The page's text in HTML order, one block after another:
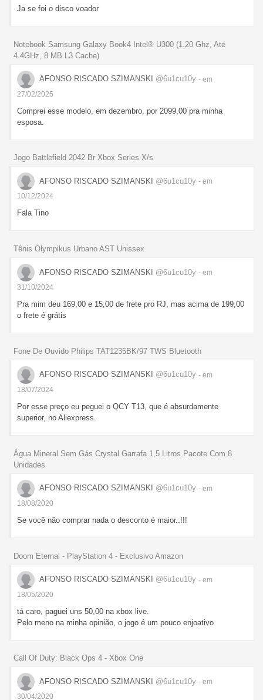
Ja se foi o disco voador
Notebook Samsung Galaxy Book4 Intel® U300 (1.20 Ghz, Até
4.4GHz, 8 MB L3 Cache)
AFONSO RISCADO SZIMANSKI @6u1cu10y - em
27/02/2025
Comprei esse modelo, em dezembro, por 2099,00 pra minha
esposa.
Jogo Battlefield 2042 Br Xbox Series X/s
AFONSO RISCADO SZIMANSKI @6u1cu10y - em
10/12/2024
Fala Tino
Tênis Olympikus Urbano AST Unissex
AFONSO RISCADO SZIMANSKI @6u1cu10y - em
31/10/2024
Pra mim deu 169,00 e 15,00 de frete pro RJ, mas acima de 199,00
o frete é grátis
Fone De Ouvido Philips TAT1235BK/97 TWS Bluetooth
AFONSO RISCADO SZIMANSKI @6u1cu10y - em
18/07/2024
Por esse preço eu peguei o QCY T13, que é absurdamente
superior, no Aliexpress.
Água Mineral Sem Gás Crystal Garrafa 1,5 Litros Pacote Com 8
Unidades
AFONSO RISCADO SZIMANSKI @6u1cu10y - em
18/08/2020
Se você não comprar nada o desconto é maior..!!!
Doom Eternal - PlayStation 4 - Exclusivo Amazon
AFONSO RISCADO SZIMANSKI @6u1cu10y - em
18/05/2020
tá caro, paguei uns 50,00 na xbox live.
Pelo meno na minha opinião, o jogo é um pouco enjoativo
Call Of Duty: Black Ops 4 - Xbox One
AFONSO RISCADO SZIMANSKI @6u1cu10y - em
30/04/2020